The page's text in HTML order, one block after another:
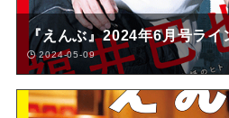
『えんぶ』2024年6月号ライ
2024-05-09